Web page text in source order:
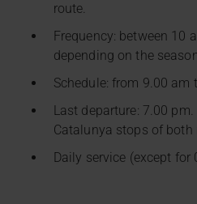
route.
Frequency: between 10
depending on the
Schedule: from 9.00 am
Last departure: 7.00
Catalunya stops of both
Daily service (except